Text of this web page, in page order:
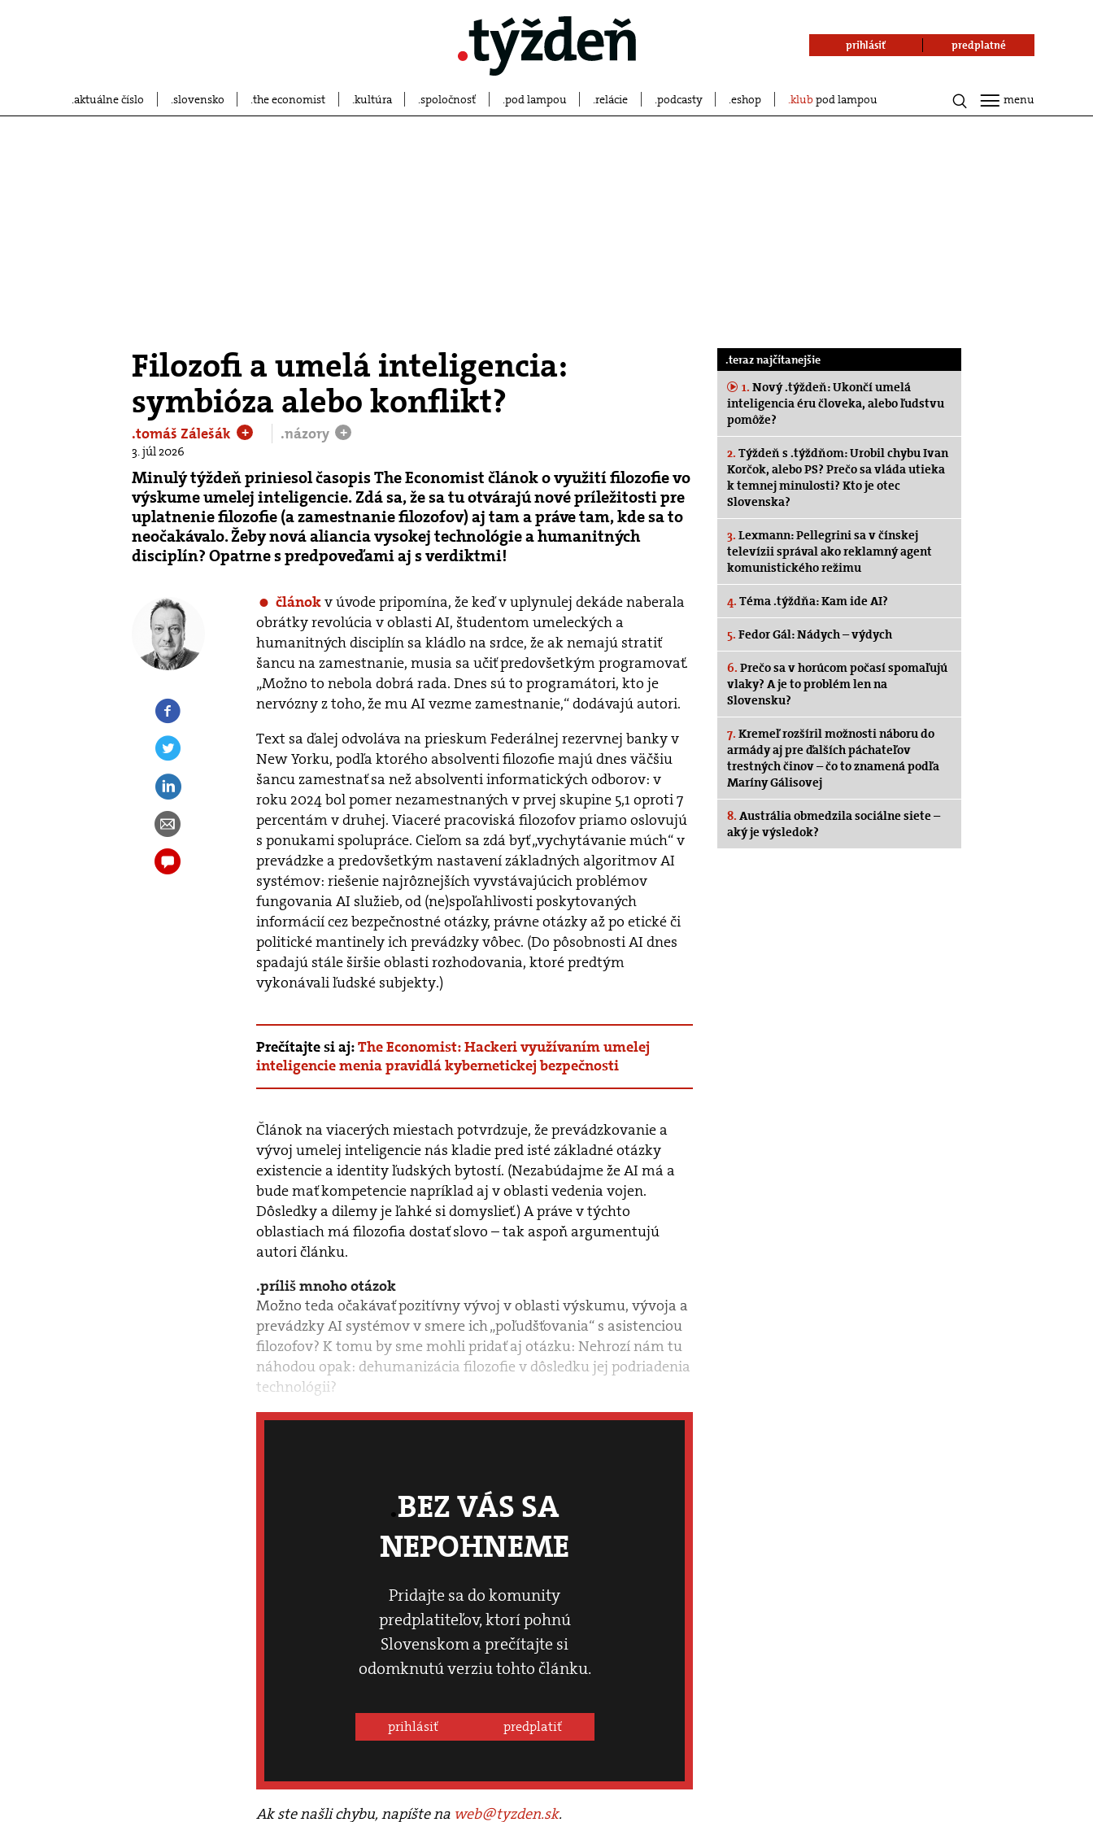
aktuálne číslo slovensko the economist kultúra spoločnosť pod lampou relácie podcasty eshop klubpod lampou
prihlásiť predplatné
menu
Filozofi a umelá inteligencia:
symbióza alebo konflikt?
.tomáš Zálešák + .názory +
3. júl 2026
Minulý týždeň priniesol časopis The Economist článok o využití filozofie vo
výskume umelej inteligencie. Zdá sa, že sa tu otvárajú nové príležitosti pre
uplatnenie filozofie (a zamestnanie filozofov) aj tam a práve tam, kde sa to
neočakávalo. Žeby nová aliancia vysokej technológie a humanitných
disciplín? Opatrne s predpoveďami aj s verdiktmi!
článokv úvode pripomína, že keď v uplynulej dekáde naberala
obrátky revolúcia v oblasti AI, študentom umeleckých a
humanitných disciplín sa kládlo na srdce, že ak nemajú stratiť
šancu na zamestnanie, musia sa učiť predovšetkým programovať.
„Možno to nebola dobrá rada. Dnes sú to programátori, kto je
nervózny z toho, že mu AI vezme zamestnanie,“ dodávajú autori.
Text sa ďalej odvoláva na prieskum Federálnej rezervnej banky v
New Yorku, podľa ktorého absolventi filozofie majú dnes väčšiu
šancu zamestnať sa než absolventi informatických odborov: v
roku 2024 bol pomer nezamestnaných v prvej skupine 5,1 oproti 7
percentám v druhej. Viaceré pracoviská filozofov priamo oslovujú
s ponukami spolupráce. Cieľom sa zdá byť „vychytávanie múch“ v
prevádzke a predovšetkým nastavení základných algoritmov AI
systémov: riešenie najrôznejších vyvstávajúcich problémov
fungovania AI služieb, od (ne)spoľahlivosti poskytovaných
informácií cez bezpečnostné otázky, právne otázky až po etické či
politické mantinely ich prevádzky vôbec. (Do pôsobnosti AI dnes
spadajú stále širšie oblasti rozhodovania, ktoré predtým
vykonávali ľudské subjekty.)
Prečítajte si aj:The Economist: Hackeri využívaním umelej
inteligencie menia pravidlá kybernetickej bezpečnosti
Článok na viacerých miestach potvrdzuje, že prevádzkovanie a
vývoj umelej inteligencie nás kladie pred isté základné otázky
existencie a identity ľudských bytostí. (Nezabúdajme že AI má a
bude mať kompetencie napríklad aj v oblasti vedenia vojen.
Dôsledky a dilemy je ľahké si domyslieť.) A práve v týchto
oblastiach má filozofia dostať slovo – tak aspoň argumentujú
autori článku.
príliš mnoho otázok
Možno teda očakávať pozitívny vývoj v oblasti výskumu, vývoja a
prevádzky AI systémov v smere ich „poľudšťovania“ s asistenciou
filozofov? K tomu by sme mohli pridať aj otázku: Nehrozí nám tu
náhodou opak: dehumanizácia filozofie v dôsledku jej podriadenia
technológii?
BEZ VÁS SA
NEPOHNEME
Pridajte sa do komunity
predplatiteľov, ktorí pohnú
Slovenskom a prečítajte si
odomknutú verziu tohto článku.
prihlásiť predplatiť
Ak ste našli chybu, napíšte na web@tyzden.sk.
.teraz najčítanejšie
1. Nový .týždeň: Ukončí umelá
inteligencia éru človeka, alebo ľudstvu
pomôže?
2. Týždeň s .týždňom: Urobil chybu Ivan
Korčok, alebo PS? Prečo sa vláda utieka
k temnej minulosti? Kto je otec
Slovenska?
3. Lexmann: Pellegrini sa v čínskej
televízii správal ako reklamný agent
komunistického režimu
4. Téma .týždňa: Kam ide AI?
5. Fedor Gál: Nádych – výdych
6. Prečo sa v horúcom počasí spomaľujú
vlaky? A je to problém len na
Slovensku?
7. Kremeľ rozšíril možnosti náboru do
armády aj pre ďalších páchateľov
trestných činov – čo to znamená podľa
Maríny Gálisovej
8. Austrália obmedzila sociálne siete –
aký je výsledok?